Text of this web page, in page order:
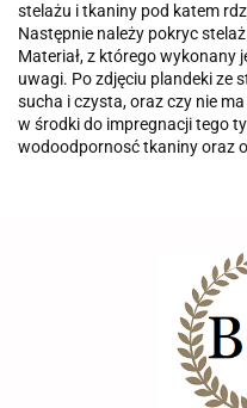
stelażu i tkaniny pod katem
Następnie należy pokryc
Materiał, z którego wykonany
uwagi. Po zdjęciu plandeki ze
sucha i czysta, oraz czy nie
w środki do impregnacji tego
wodoodpornosć tkaniny oraz